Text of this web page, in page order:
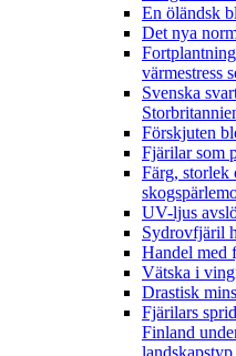
En öländsk
Det nya
värmestress
Svenska
Förskjuten
Fjärilar som
Färg, storlek
UV-ljus
Sydrovfjäril
Handel med
Vätska i
Drastisk
Fjärilars
Finland